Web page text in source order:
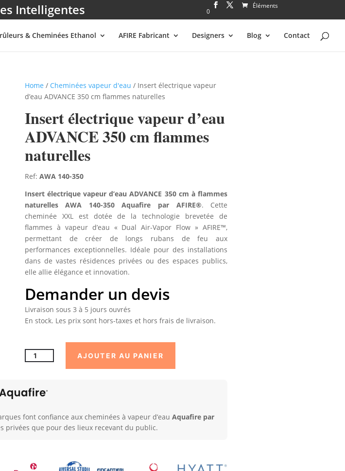
Intelligentes Éléments
0
& Cheminées Ethanol AFIRE Fabricant Designers Blog Contact
Home / Cheminées vapeur d'eau / Insert électrique vapeur
d’eau ADVANCE 350 cm flammes naturelles
Insert électrique vapeur d’eau
ADVANCE 350 cm flammes
naturelles
Ref: AWA 140-350
Insert électrique vapeur d’eau ADVANCE 350 cm à flammes
naturelles AWA 140-350 Aquafire par AFIRE®. Cette
cheminée XXL est dotée de la technologie brevetée de
flammes à vapeur d’eau « Dual Air-Vapor Flow » AFIRE™,
permettant de créer de longs rubans de feu aux
performances exceptionnelles. Idéale pour des installations
dans de vastes résidences privées ou des espaces publics,
elle allie élégance et innovation.
Demander un devis
Livraison sous 3 à 5 jours ouvrés
En stock. Les prix sont hors-taxes et hors frais de livraison.
quantité
de
électrique
vapeur
ADVANCE
350
naturelles
AJOUTER AU PANIER
font confiance aux cheminées à vapeur d’eauAquafire par
privées que pour des lieux recevant du public.